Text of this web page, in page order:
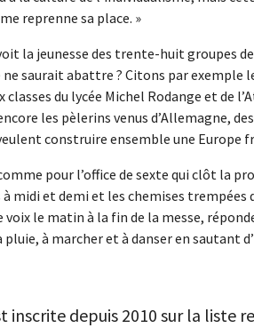
reprenne sa place. »
la jeunesse des trente-huit groupes
saurait abattre ? Citons par exemple
du lycée Michel Rodange et de
les pèlerins venus d’Allemagne,
construire ensemble une Europe
pour l’office de sexte qui clôt la
midi et demi et les chemises trempées
voix le matin à la fin de la messe,
à marcher et à danser en sautant
inscrite depuis 2010 sur la liste